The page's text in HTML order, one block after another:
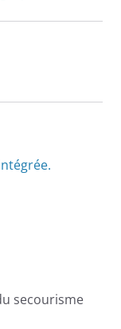
secourisme